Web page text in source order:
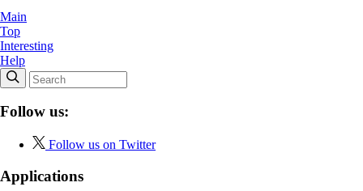
Main
Top
Interesting
Help
Follow us:
Follow us on Twitter
Applications